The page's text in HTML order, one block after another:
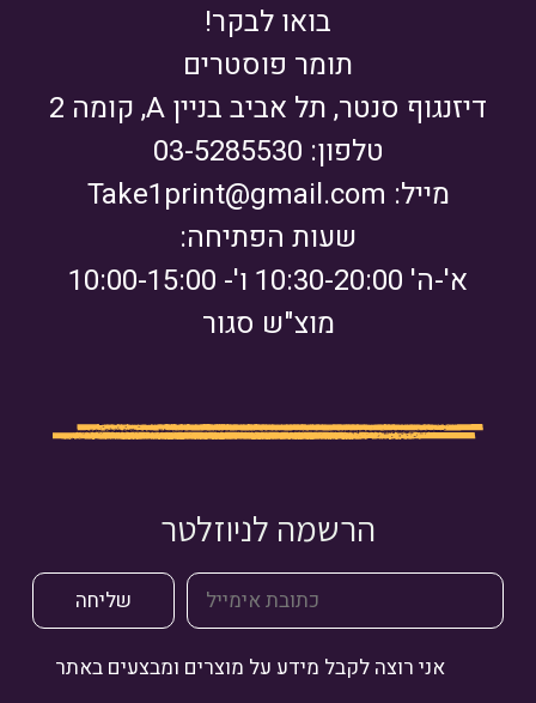
בואו לבקר!
תומר פוסטרים
דיזנגוף סנטר, תל אביב בניין A, קומה 2
טלפון: 03-5285530
מייל: Take1print@gmail.com
שעות הפתיחה:
א'-ה' 10:30-20:00 ו'- 10:00-15:00
מוצ"ש סגור
הרשמה לניוזלטר
אני רוצה לקבל מידע על מוצרים ומבצעים באתר